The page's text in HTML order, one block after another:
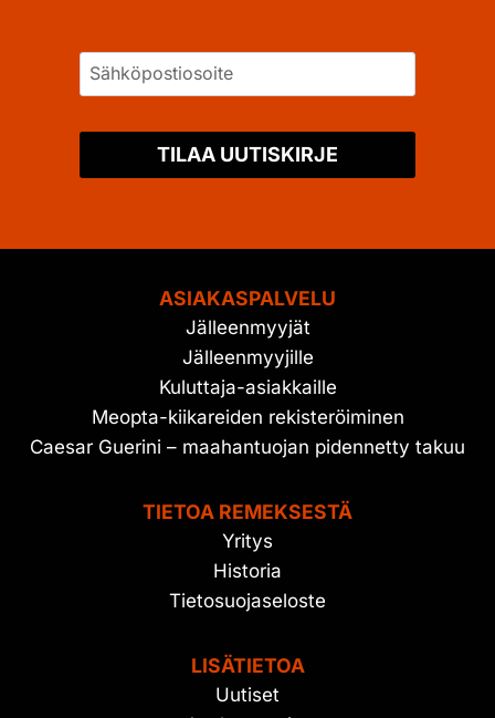
TILAA UUTISKIRJE
ASIAKASPALVELU
Jälleenmyyjät
Jälleenmyyjille
Kuluttaja-asiakkaille
Meopta-kiikareiden rekisteröiminen
Caesar Guerini – maahantuojan pidennetty takuu
TIETOA REMEKSESTÄ
Yritys
Historia
Tietosuojaseloste
LISÄTIETOA
Uutiset